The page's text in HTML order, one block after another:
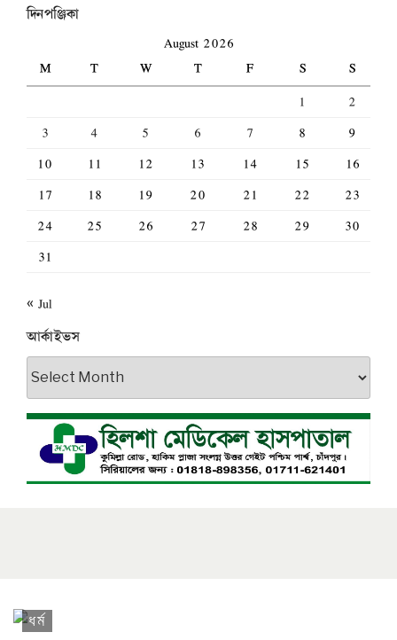
দিনপঞ্জিকা
August 2026
M
T W T F S
S
1
2
3
4 5 6 7 8
9
10
11 12 13 14 15
16
17
18 19 20 21 22
23
24
25 26 27 28 29
30
31
« Jul
আর্কাইভস
আর্কাইভস
ধর্ম